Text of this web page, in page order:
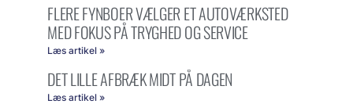
FLERE FYNBOER VÆLGER ET AUTOVÆRKSTED
MED FOKUS PÅ TRYGHED OG SERVICE
Læs artikel »
DET LILLE AFBRÆK MIDT PÅ DAGEN
Læs artikel »